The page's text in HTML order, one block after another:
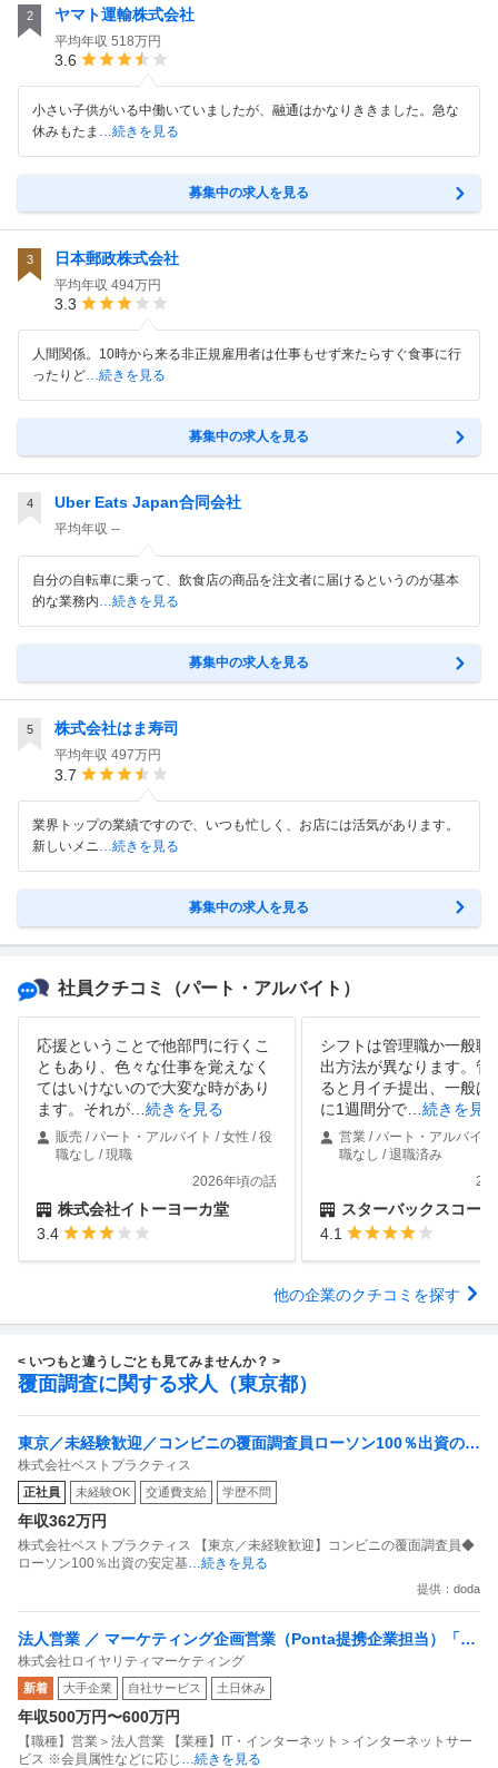
2 ヤマト運輸株式会社
平均年収 518万円
3.6
小さい子供がいる中働いていましたが、融通はかなりききました。急な
休みもたま …続きを見る
募集中の求人を見る
3 日本郵政株式会社
平均年収 494万円
3.3
人間関係。10時から来る非正規雇用者は仕事もせず来たらすぐ食事に行
ったりど…続きを見る
募集中の求人を見る
4 Uber Eats Japan合同会社
平均年収 --
自分の自転車に乗って、飲食店の商品を注文者に届けるというのが基本
的な業務内…続きを見る
募集中の求人を見る
5 株式会社はま寿司
平均年収 497万円
3.7
業界トップの業績ですので、いつも忙しく、お店には活気があります。
新しいメニ
…続きを見る
募集中の求人を見る
社員クチコミ （パート・アルバイト）
応援ということで他部門に行くこ
ともあり、色々な仕事を覚えなく
てはいけないので大変な時があり
ます。それが
続きを見る
販売 / パート・アルバイト / 女性 / 役
職なし / 現職
2026年頃の話
株式会社イトーヨーカ堂
3.4
シフトは管理職か一般職
出方法が異なります。管
ると月イチ提出、一般は
に1週間分で
続きを見
営業 / パート・アルバイ
職なし / 退職済み
スターバックスコーヒージャパ
4.1
他の企業のクチコミを探す
< いつもと違うしごとも見てみませんか？ >
覆面調査に関する求人（東京都）
東京／未経験歓迎／コンビニの覆面調査員ローソン100％出資の安
定基盤／月５日在宅／残業月10時間
株式会社ベストプラクティス
正社員 未経験OK 交通費支給 学歴不問
年収362万円
株式会社ベストプラクティス 【東京／未経験歓迎】コンビニの覆面調査員◆
ローソン100％出資の安定基 …続きを見る
提供：doda
法人営業 ／ マーケティング企画営業（Ponta提携企業担当）「国
内最大級の共通ポイントサービスを展開／無駄のない消費社会を
目指すデータマーケティングカンパニー」
株式会社ロイヤリティマーケティング
新着 大手企業 自社サービス 土日休み
年収500万円〜600万円
【職種】営業＞法人営業 【業種】IT・インターネット＞インターネットサー
ビス ※会員属性などに応じ
…続きを見る